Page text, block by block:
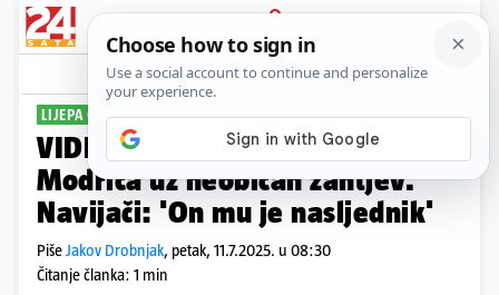
PRIJAVA
Sport Komentari
LIJEPA GESTA
VIDEO Suigrač se oprostio od
Modrića uz neobičan zahtjev.
Navijači: 'On mu je nasljednik'
PišeJakov Drobnjak, petak, 11.7.2025. u 08:30
Čitanje članka: 1 min